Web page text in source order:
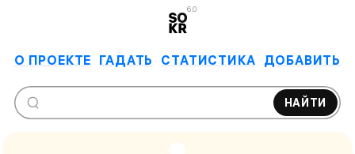
6.0
О ПРОЕКТЕ ГАДАТЬ СТАТИСТИКА ДОБАВИТЬ
НАЙТИ